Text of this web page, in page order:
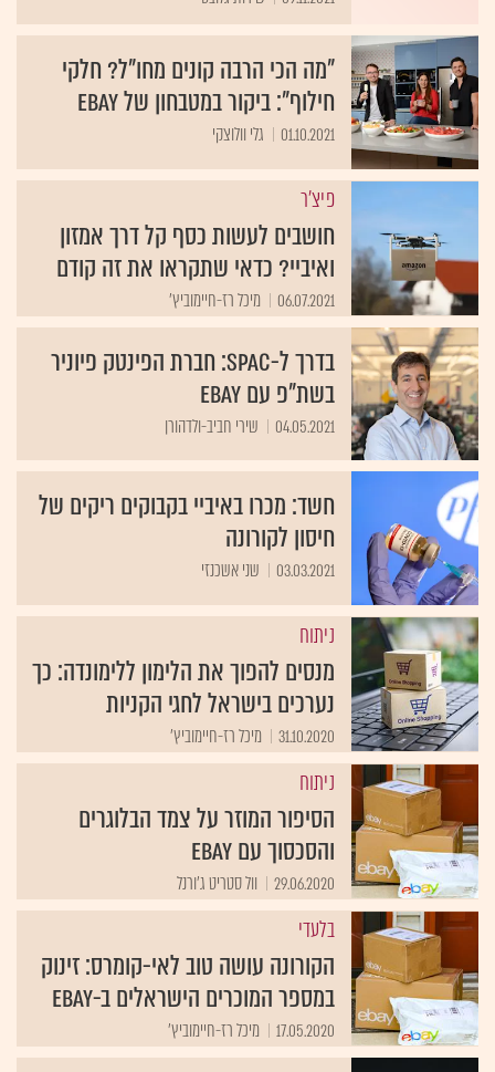
"מה הכי הרבה קונים מחו"ל? חלקי
חילוף": ביקור במטבחון של eBay
01.10.2021 גלי וולוצקי
פיצ'ר
חושבים לעשות כסף קל דרך אמזון
ואיביי? כדאי שתקראו את זה קודם
06.07.2021 מיכל רז-חיימוביץ'
בדרך ל-SPAC: חברת הפינטק פיוניר
בשת"פ עם eBay
04.05.2021 שירי חביב-ולדהורן
חשד: מכרו באיביי בקבוקים ריקים של
חיסון לקורונה
03.03.2021 שני אשכנזי
ניתוח
מנסים להפוך את הלימון ללימונדה: כך
נערכים בישראל לחגי הקניות
31.10.2020 מיכל רז-חיימוביץ'
ניתוח
הסיפור המוזר על צמד הבלוגרים
והסכסוך עם eBay
29.06.2020 וול סטריט ג'ורנל
בלעדי
הקורונה עושה טוב לאי-קומרס: זינוק
במספר המוכרים הישראלים ב-eBay
17.05.2020 מיכל רז-חיימוביץ'